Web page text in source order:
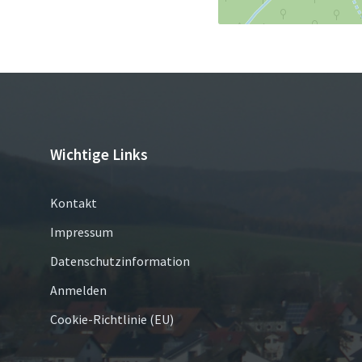
Wichtige Links
Kontakt
Impressum
Datenschutzinformation
Anmelden
Cookie-Richtlinie (EU)